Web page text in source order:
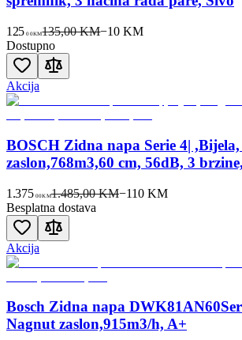
125 00KM135,00 KM−10 KM
Dostupno
Akcija
BOSCH Zidna napa Serie 4|
zaslon,768m3,60 cm, 56dB, 3
1.375 00KM1.485,00 KM−110KM
Besplatna dostava
Akcija
Bosch Zidna napa
Nagnut zaslon,915m3/h, A+